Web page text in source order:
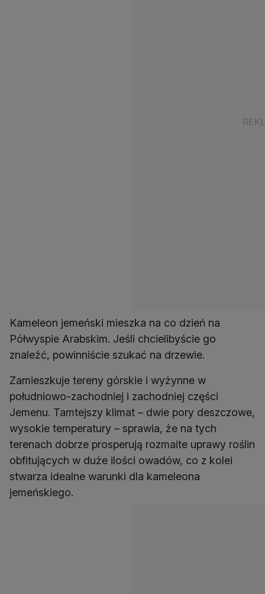
Kameleon jemeński mieszka na co dzień na
Półwyspie Arabskim. Jeśli chcielibyście go
znaleźć, powinniście szukać na drzewie.
Zamieszkuje tereny górskie i wyżynne w
południowo-zachodniej i zachodniej części
Jemenu. Tamtejszy klimat – dwie pory deszczowe,
wysokie temperatury – sprawia, że na tych
terenach dobrze prosperują rozmaite uprawy roślin
obfitujących w duże ilości owadów, co z kolei
stwarza idealne warunki dla kameleona
jemeńskiego.